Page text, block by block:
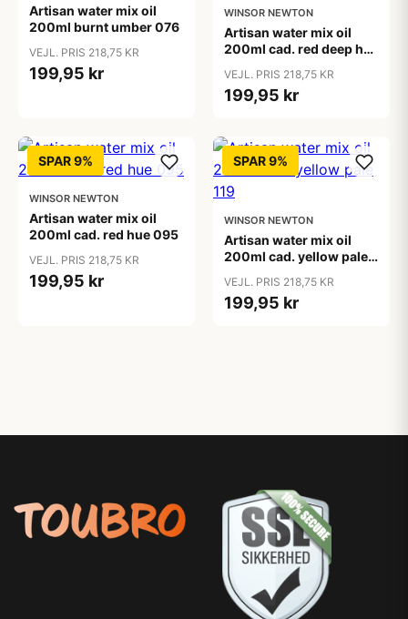
Artisan water mix oil
200ml burnt umber 076
VEJL. PRIS 218,75 KR
199,95 kr
WINSOR NEWTON
Artisan water mix oil
200ml cad. red deep hue
VEJL. PRIS 218,75 KR
199,95 kr
SPAR 9%
WINSOR NEWTON
Artisan water mix oil
200ml cad. red hue 095
VEJL. PRIS 218,75 KR
199,95 kr
SPAR 9%
WINSOR NEWTON
Artisan water mix oil
200ml cad. yellow pale
VEJL. PRIS 218,75 KR
199,95 kr